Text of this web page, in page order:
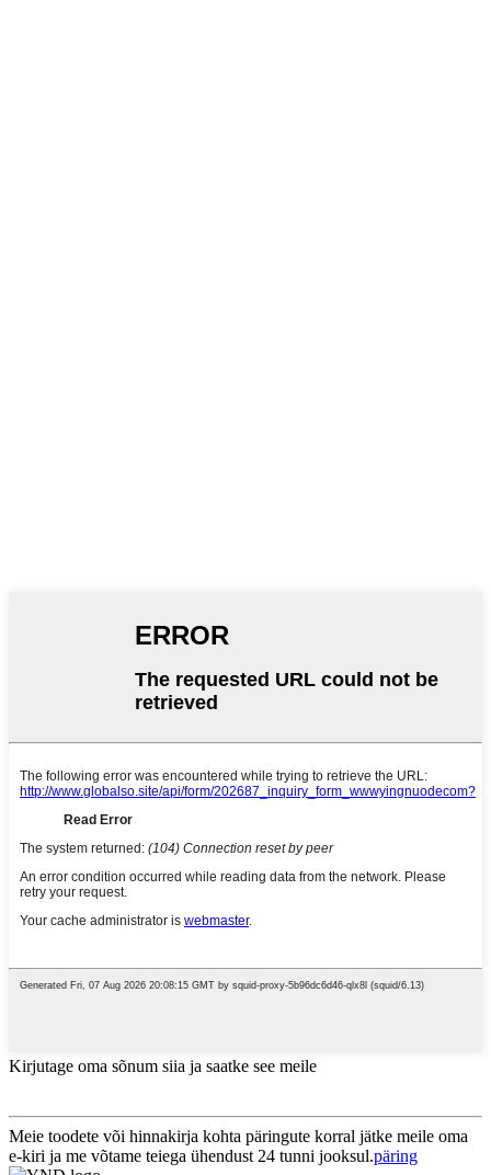
Kirjutage oma sõnum siia ja saatke see meile
Meie toodete või hinnakirja kohta päringute korral jätke meile oma
e-kiri ja me võtame teiega ühendust 24 tunni jooksul.päring